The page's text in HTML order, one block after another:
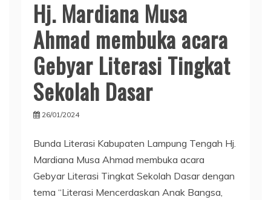
Hj. Mardiana Musa
Ahmad membuka acara
Gebyar Literasi Tingkat
Sekolah Dasar
26/01/2024
Bunda Literasi Kabupaten Lampung Tengah Hj.
Mardiana Musa Ahmad membuka acara
Gebyar Literasi Tingkat Sekolah Dasar dengan
tema “Literasi Mencerdaskan Anak Bangsa,